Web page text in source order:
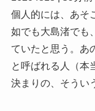
個人的には、あそ
如でも大島渚でも
ていたと思う。あ
と呼ばれる人（本
決まりの、そうい